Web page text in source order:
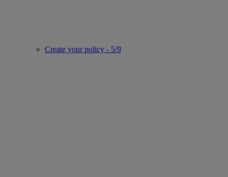
Create your policy - 5/9